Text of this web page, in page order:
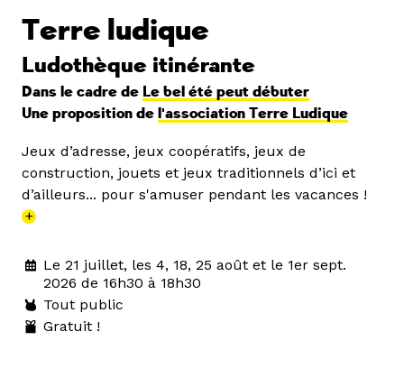
Terre ludique
Ludothèque itinérante
Dans le cadre de Le bel été peut débuter
Une proposition de l'association Terre Ludique
Jeux d’adresse, jeux coopératifs, jeux de
construction, jouets et jeux traditionnels d’ici et
d’ailleurs... pour s'amuser pendant les vacances !
+
Le 21 juillet, les 4, 18, 25 août et le 1er sept.
2026 de 16h30 à 18h30
Tout public
Gratuit !